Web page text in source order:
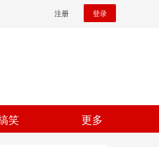
注册 登录
笑 更多